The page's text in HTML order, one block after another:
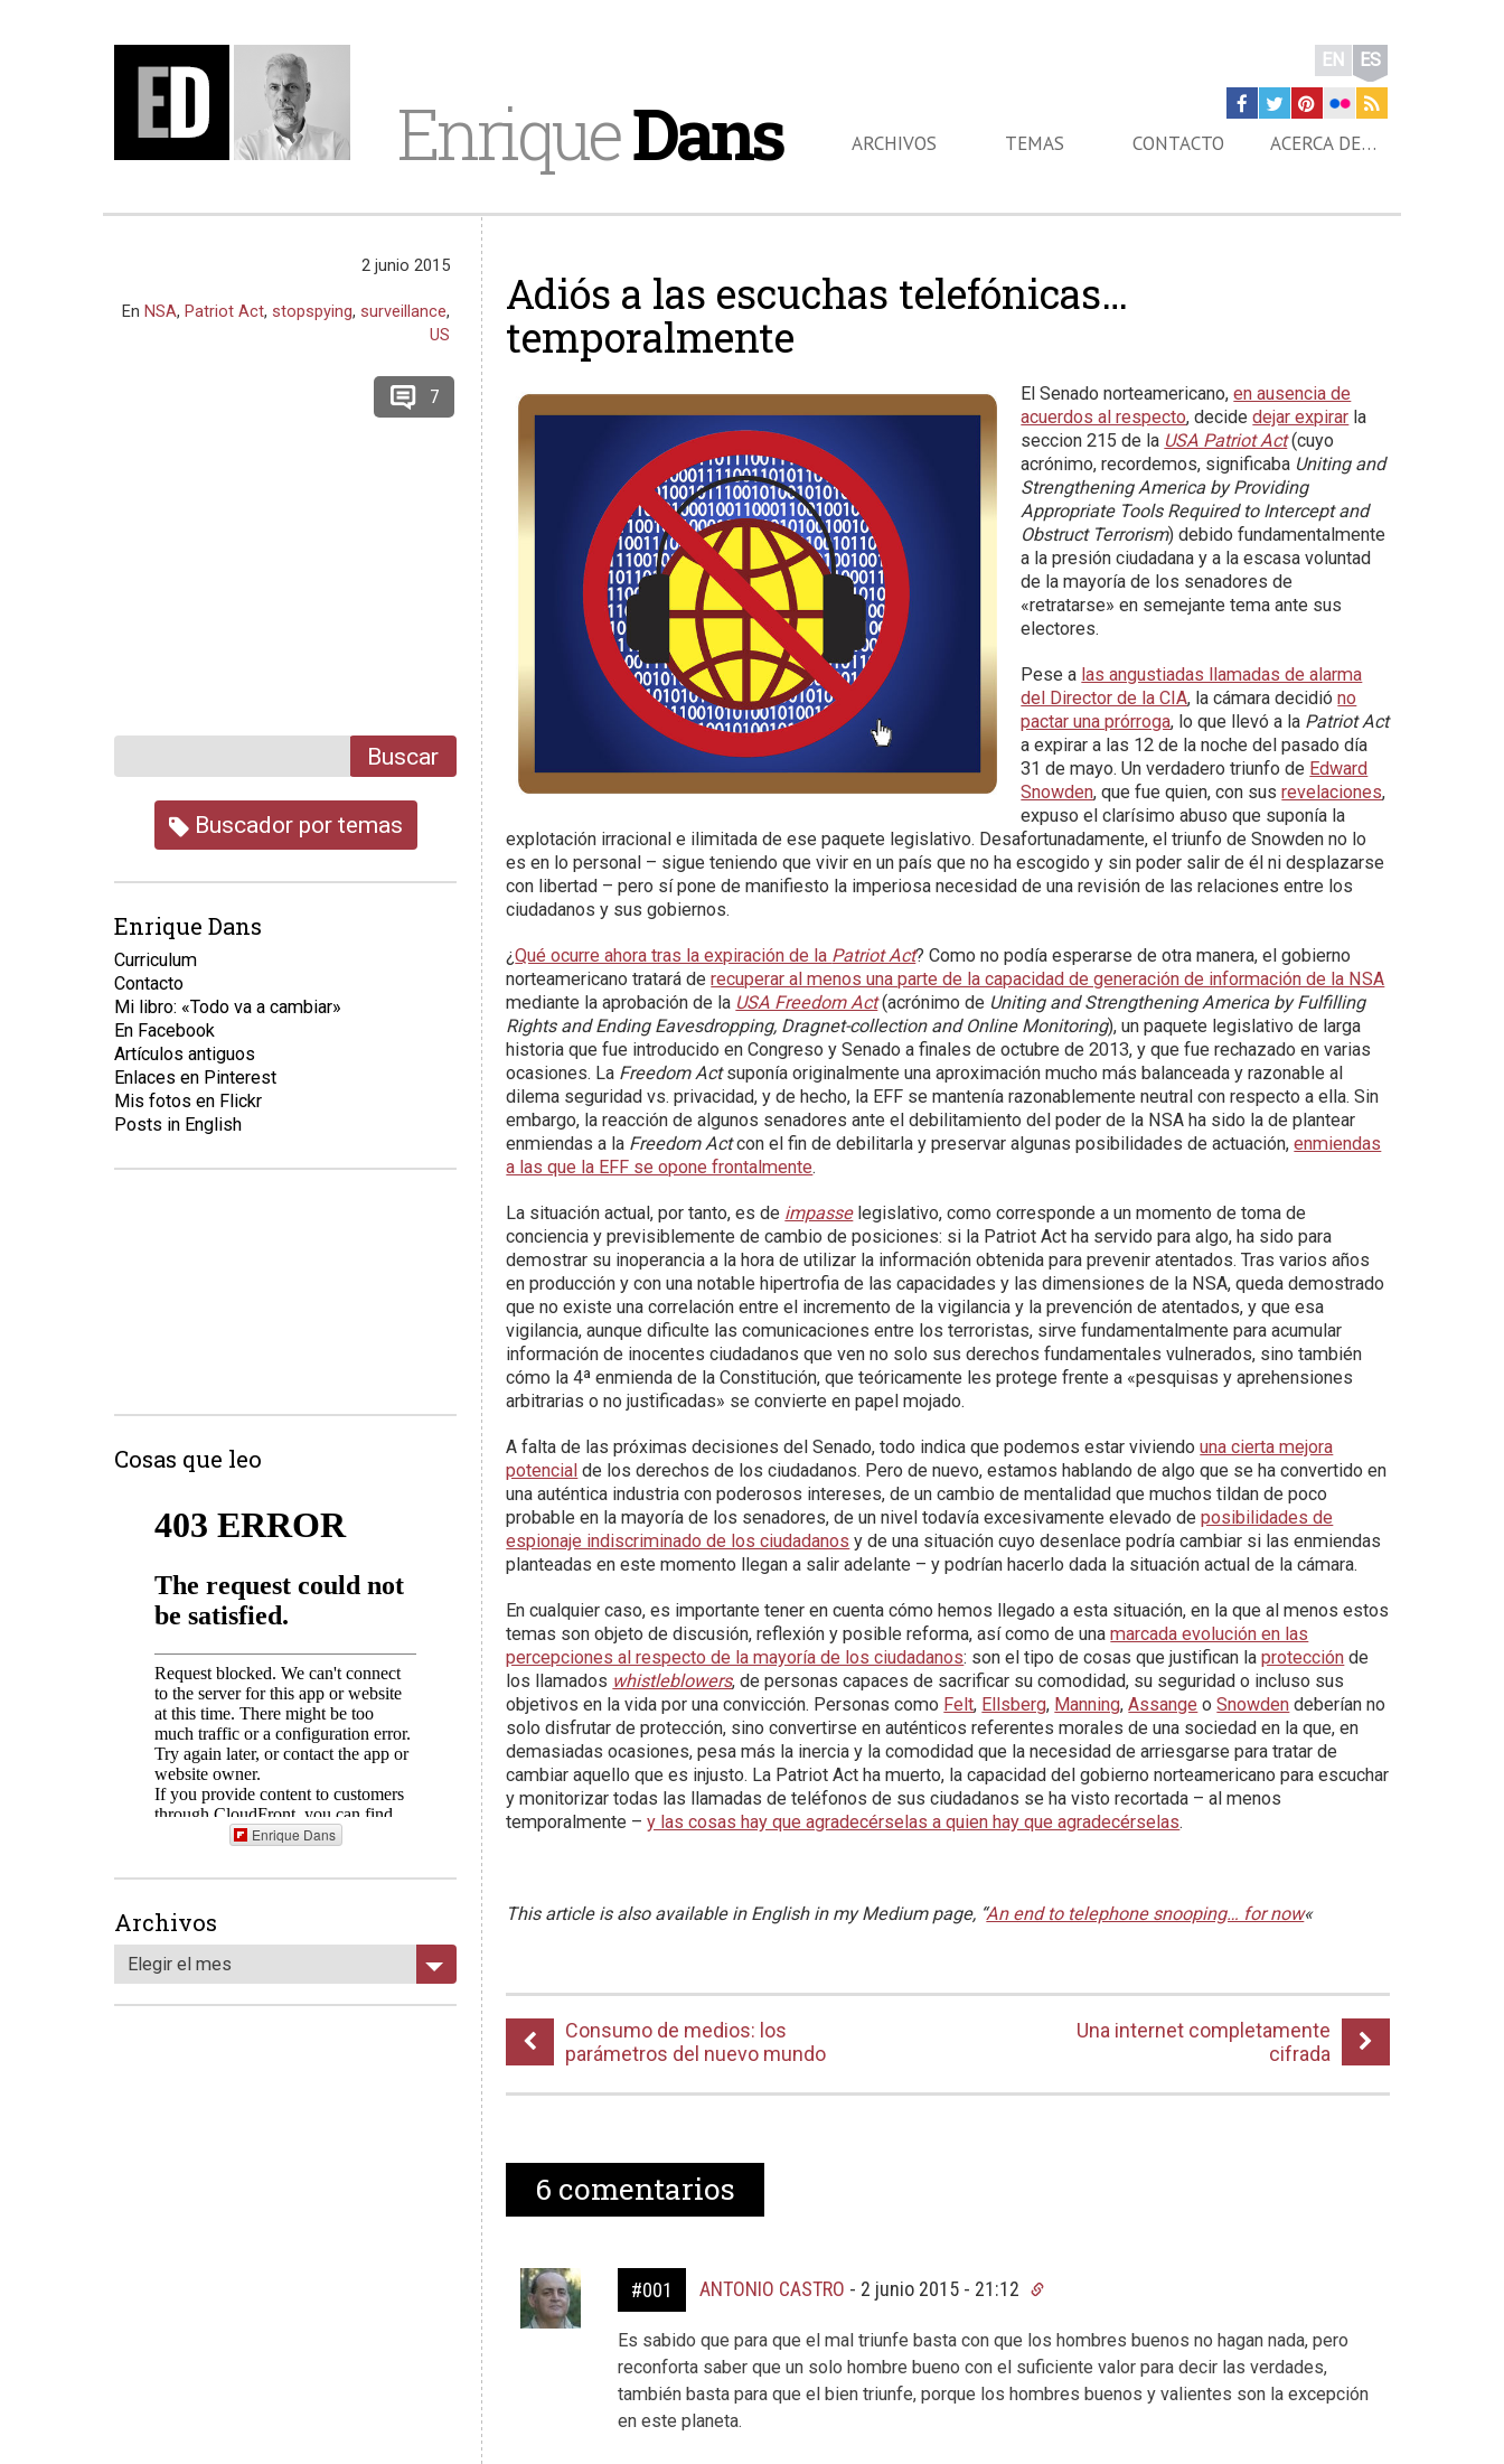
EnriqueDans
EN ES
ARCHIVOS TEMAS CONTACTO ACERCA DE…
Adiós a las escuchas telefónicas…
temporalmente
El Senado norteamericano,en ausencia de
acuerdos al respecto, decidedejar expirar la
seccion 215 de la USA Patriot Act(cuyo
acrónimo, recordemos, significaba Uniting and
Strengthening America by Providing
Appropriate Tools Required to Intercept and
Obstruct Terrorism) debido fundamentalmente
a la presión ciudadana y a la escasa voluntad
de la mayoría de los senadores de
«retratarse» en semejante tema ante sus
electores.
Pese a las angustiadas llamadas de alarma
del Director de la CIA, la cámara decidióno
pactar una prórroga, lo que llevó a la Patriot Act
a expirar a las 12 de la noche del pasado día
31 de mayo. Un verdadero triunfo de Edward
Snowden, que fue quien, con susrevelaciones,
expuso el clarísimo abuso que suponía la
explotación irracional e ilimitada de ese paquete legislativo. Desafortunadamente, el triunfo de Snowden no lo
es en lo personal – sigue teniendo que vivir en un país que no ha escogido y sin poder salir de él ni desplazarse
con libertad – pero sí pone de manifiesto la imperiosa necesidad de una revisión de las relaciones entre los
ciudadanos y sus gobiernos.
¿Qué ocurre ahora tras la expiración de la Patriot Act? Como no podía esperarse de otra manera, el gobierno
norteamericano tratará derecuperar al menos una parte de la capacidad de generación de información de la NSA
mediante la aprobación de la USA Freedom Act(acrónimo de Uniting and Strengthening America by Fulfilling
Rights and Ending Eavesdropping, Dragnet-collection and Online Monitoring), un paquete legislativo de larga
historia que fue introducido en Congreso y Senado a finales de octubre de 2013, y que fue rechazado en varias
ocasiones. La Freedom Actsuponía originalmente una aproximación mucho más balanceada y razonable al
dilema seguridad vs. privacidad, y de hecho, la EFF se mantenía razonablemente neutral con respecto a ella. Sin
embargo, la reacción de algunos senadores ante el debilitamiento del poder de la NSA ha sido la de plantear
enmiendas a la Freedom Actcon el fin de debilitarla y preservar algunas posibilidades de actuación,enmiendas
a las que la EFF se opone frontalmente.
La situación actual, por tanto, es de impasselegislativo, como corresponde a un momento de toma de
conciencia y previsiblemente de cambio de posiciones: si la Patriot Act ha servido para algo, ha sido para
demostrar su inoperancia a la hora de utilizar la información obtenida para prevenir atentados. Tras varios años
en producción y con una notable hipertrofia de las capacidades y las dimensiones de la NSA, queda demostrado
que no existe una correlación entre el incremento de la vigilancia y la prevención de atentados, y que esa
vigilancia, aunque dificulte las comunicaciones entre los terroristas, sirve fundamentalmente para acumular
información de inocentes ciudadanos que ven no solo sus derechos fundamentales vulnerados, sino también
cómo la 4ª enmienda de la Constitución, que teóricamente les protege frente a «pesquisas y aprehensiones
arbitrarias o no justificadas» se convierte en papel mojado.
A falta de las próximas decisiones del Senado, todo indica que podemos estar viviendouna cierta mejora
potencial de los derechos de los ciudadanos. Pero de nuevo, estamos hablando de algo que se ha convertido en
una auténtica industria con poderosos intereses, de un cambio de mentalidad que muchos tildan de poco
probable en la mayoría de los senadores, de un nivel todavía excesivamente elevado deposibilidades de
espionaje indiscriminado de los ciudadanos y de una situación cuyo desenlace podría cambiar si las enmiendas
planteadas en este momento llegan a salir adelante – y podrían hacerlo dada la situación actual de la cámara.
En cualquier caso, es importante tener en cuenta cómo hemos llegado a esta situación, en la que al menos estos
temas son objeto de discusión, reflexión y posible reforma, así como de unamarcada evolución en las
percepciones al respecto de la mayoría de los ciudadanos: son el tipo de cosas que justifican laprotección de
los llamados whistleblowers, de personas capaces de sacrificar su comodidad, su seguridad o incluso sus
objetivos en la vida por una convicción. Personas como Felt, Ellsberg, Manning,Assange oSnowden deberían no
solo disfrutar de protección, sino convertirse en auténticos referentes morales de una sociedad en la que, en
demasiadas ocasiones, pesa más la inercia y la comodidad que la necesidad de arriesgarse para tratar de
cambiar aquello que es injusto. La Patriot Act ha muerto, la capacidad del gobierno norteamericano para escuchar
y monitorizar todas las llamadas de teléfonos de sus ciudadanos se ha visto recortada – al menos
temporalmente –y las cosas hay que agradecérselas a quien hay que agradecérselas.
This article is also available in English in my Medium page, “An end to telephone snooping… for now«
Consumo de medios: los
parámetros del nuevo mundo
Una internet completamente
cifrada
6 comentarios
#001 ANTONIO CASTRO - 2 junio 2015 - 21:12
Es sabido que para que el mal triunfe basta con que los hombres buenos no hagan nada, pero
reconforta saber que un solo hombre bueno con el suficiente valor para decir las verdades,
también basta para que el bien triunfe, porque los hombres buenos y valientes son la excepción
en este planeta.
2 junio 2015
EnNSA,Patriot Act, stopspying, surveillance,
US
7
Buscar
Buscador por temas
Enrique Dans
Curriculum
Contacto
Mi libro: «Todo va a cambiar»
En Facebook
Artículos antiguos
Enlaces en Pinterest
Mis fotos en Flickr
Posts in English
Cosas que leo
Enrique Dans
Archivos
Elegir el mes